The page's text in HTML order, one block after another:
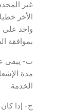
غير
الأخر
واحد على
بموافقة
ب- يبقى
مدة
الخدمة.
ج- إذا